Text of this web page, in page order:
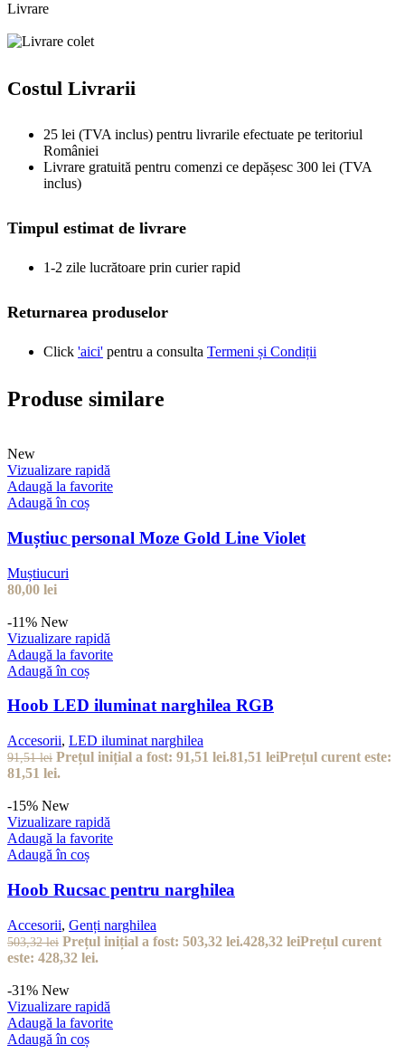
Livrare
Costul Livrarii
25 lei (TVA inclus) pentru livrarile efectuate pe teritoriul
României
Livrare gratuită pentru comenzi ce depășesc 300 lei (TVA
inclus)
Timpul estimat de livrare
1-2 zile lucrătoare prin curier rapid
Returnarea produselor
Click 'aici' pentru a consulta Termeni și Condiții
Produse similare
New
Vizualizare rapidă
Adaugă la favorite
Adaugă în coș
Muștiuc personal Moze Gold Line Violet
Muștiucuri
80,00 lei
-11% New
Vizualizare rapidă
Adaugă la favorite
Adaugă în coș
Hoob LED iluminat narghilea RGB
Accesorii, LED iluminat narghilea
91,51lei Prețul inițial a fost: 91,51 lei.81,51 leiPrețul curent este:
81,51 lei.
-15% New
Vizualizare rapidă
Adaugă la favorite
Adaugă în coș
Hoob Rucsac pentru narghilea
Accesorii, Genți narghilea
503,32lei Prețul inițial a fost: 503,32 lei.428,32 leiPrețul curent
este: 428,32 lei.
-31% New
Vizualizare rapidă
Adaugă la favorite
Adaugă în coș